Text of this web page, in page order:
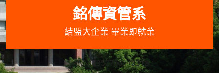
Skip
to
content
銘傳資管系
結盟大企業 畢業即就業
033507001+3318